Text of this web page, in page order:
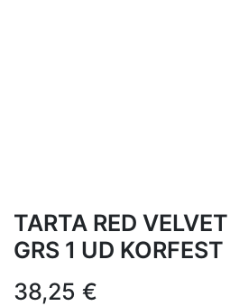
TARTA RED
GRS 1 UD KORFEST
38,25 €